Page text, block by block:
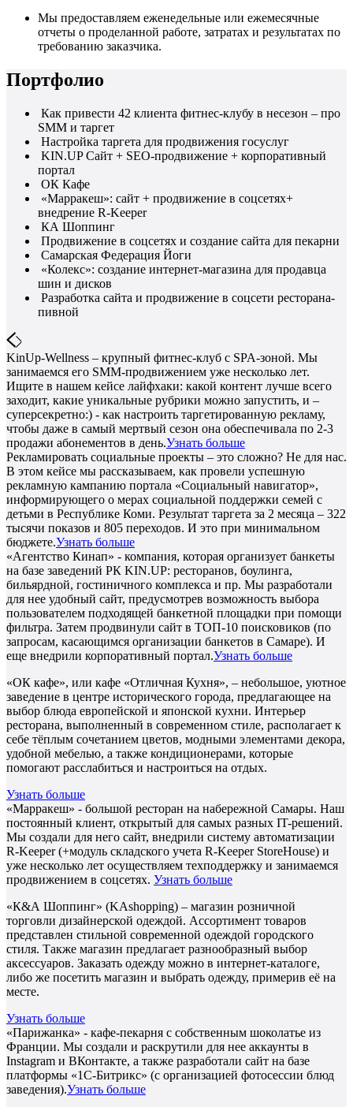
Мы предоставляем еженедельные или ежемесячные
отчеты о проделанной работе, затратах и результатах по
требованию заказчика.
Портфолио
Как привести 42 клиента фитнес-клубу в несезон – про
SMM и таргет
Настройка таргета для продвижения госуслуг
KIN.UP Сайт + SEO-продвижение + корпоративный
портал
ОК Кафе
«Марракеш»: сайт + продвижение в соцсетях+
внедрение R-Keeper
КА Шоппинг
Продвижение в соцсетях и создание сайта для пекарни
Самарская Федерация Йоги
«Колекс»: создание интернет-магазина для продавца
шин и дисков
Разработка сайта и продвижение в соцсети ресторана-
пивной
KinUp-Wellness – крупный фитнес-клуб с SPA-зоной. Мы
занимаемся его SMM-продвижением уже несколько лет.
Ищите в нашем кейсе лайфхаки: какой контент лучше всего
заходит, какие уникальные рубрики можно запустить, и –
суперсекретно:) - как настроить таргетированную рекламу,
чтобы даже в самый мертвый сезон она обеспечивала по 2-3
продажи абонементов в день.Узнать больше
Рекламировать социальные проекты – это сложно? Не для нас.
В этом кейсе мы рассказываем, как провели успешную
рекламную кампанию портала «Социальный навигатор»,
информирующего о мерах социальной поддержки семей с
детьми в Республике Коми. Результат таргета за 2 месяца – 322
тысячи показов и 805 переходов. И это при минимальном
бюджете.Узнать больше
«Агентство Кинап» - компания, которая организует банкеты
на базе заведений РК KIN.UP: ресторанов, боулинга,
бильярдной, гостиничного комплекса и пр. Мы разработали
для нее удобный сайт, предусмотрев возможность выбора
пользователем подходящей банкетной площадки при помощи
фильтра. Затем продвинули сайт в ТОП-10 поисковиков (по
запросам, касающимся организации банкетов в Самаре). И
еще внедрили корпоративный портал.Узнать больше
«ОК кафе», или кафе «Отличная Кухня», – небольшое, уютное
заведение в центре исторического города, предлагающее на
выбор блюда европейской и японской кухни. Интерьер
ресторана, выполненный в современном стиле, располагает к
себе тёплым сочетанием цветов, модными элементами декора,
удобной мебелью, а также кондиционерами, которые
помогают расслабиться и настроиться на отдых.
Узнать больше
«Марракеш» - большой ресторан на набережной Самары. Наш
постоянный клиент, открытый для самых разных IT-решений.
Мы создали для него сайт, внедрили систему автоматизации
R-Keeper (+модуль складского учета R-Keeper StoreHouse) и
уже несколько лет осуществляем техподдержку и занимаемся
продвижением в соцсетях. Узнать больше
«К&А Шоппинг» (KAshopping) – магазин розничной
торговли дизайнерской одеждой. Ассортимент товаров
представлен стильной современной одеждой городского
стиля. Также магазин предлагает разнообразный выбор
аксессуаров. Заказать одежду можно в интернет-каталоге,
либо же посетить магазин и выбрать одежду, примерив её на
месте.
Узнать больше
«Парижанка» - кафе-пекарня с собственным шоколатье из
Франции. Мы создали и раскрутили для нее аккаунты в
Instagram и ВКонтакте, а также разработали сайт на базе
платформы «1С-Битрикс» (с организацией фотосессии блюд
заведения).Узнать больше